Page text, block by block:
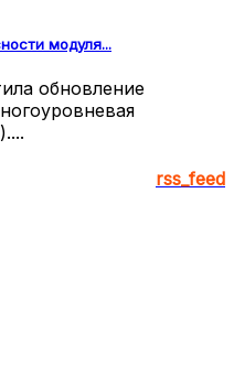
модуля...
обновление
rss_feed